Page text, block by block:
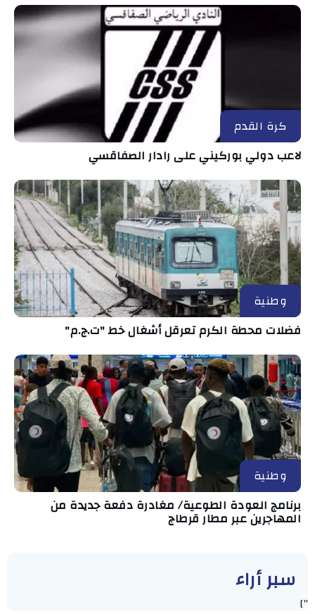
كرة القدم
لاعب دولي بوركيني على رادار الصفاقسي
وطنية
فضلات محطة الكرم تعرقل أشغال خط "ت.ج.م"
وطنية
برنامج العودة الطوعية/ مغادرة دفعة جديدة من
المهاجرين عبر مطار قرطاج
سبر أراء
"]